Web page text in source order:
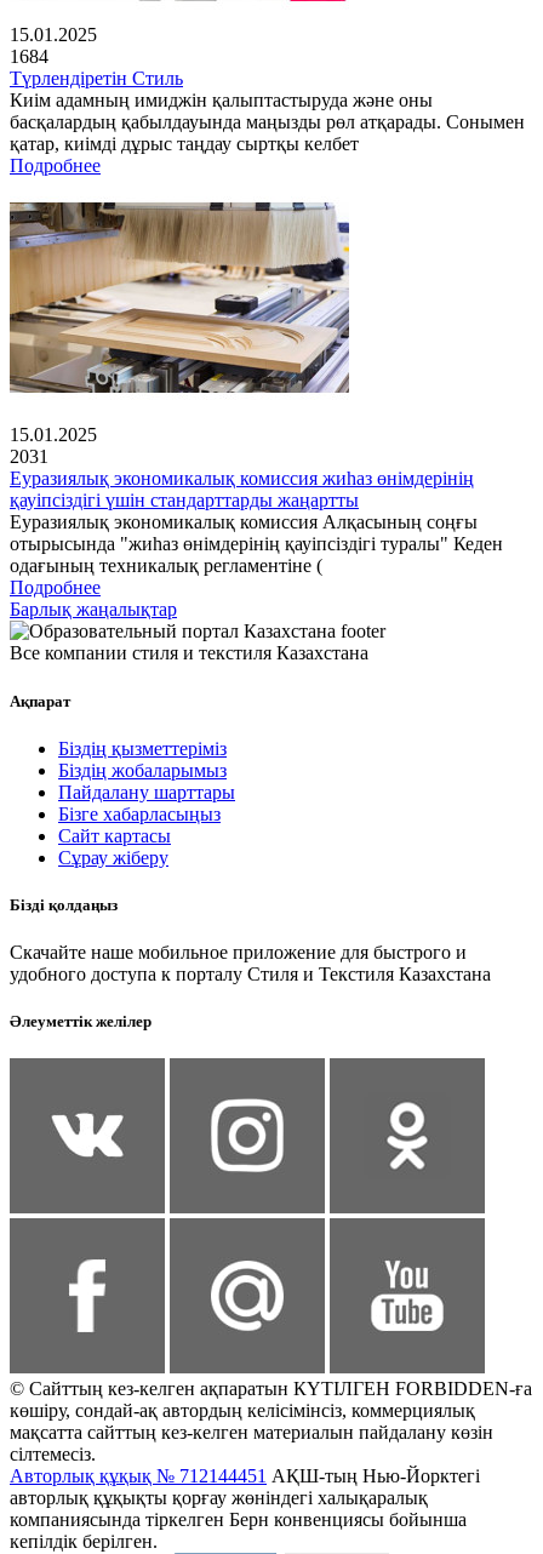
15.01.2025
1684
Түрлендіретін Стиль
Киім адамның имиджін қалыптастыруда және оны
басқалардың қабылдауында маңызды рөл атқарады. Сонымен
қатар, киімді дұрыс таңдау сыртқы келбет
Подробнее
15.01.2025
2031
Еуразиялық экономикалық комиссия жиһаз өнімдерінің
қауіпсіздігі үшін стандарттарды жаңартты
Еуразиялық экономикалық комиссия Алқасының соңғы
отырысында "жиһаз өнімдерінің қауіпсіздігі туралы" Кеден
одағының техникалық регламентіне (
Подробнее
Барлық жаңалықтар
Все компании стиля и текстиля Казахстана
Ақпарат
Біздің қызметтеріміз
Біздің жобаларымыз
Пайдалану шарттары
Бізге хабарласыңыз
Сайт картасы
Сұрау жіберу
Бізді қолдаңыз
Скачайте наше мобильное приложение для быстрого и
удобного доступа к порталу Стиля и Текстиля Казахстана
Әлеуметтік желілер
© Сайттың кез-келген ақпаратын КҮТІЛГЕН FORBIDDEN-ға
көшіру, сондай-ақ автордың келісімінсіз, коммерциялық
мақсатта сайттың кез-келген материалын пайдалану көзін
сілтемесіз.
Авторлық құқық № 712144451 АҚШ-тың Нью-Йорктегі
авторлық құқықты қорғау жөніндегі халықаралық
компаниясында тіркелген Берн конвенциясы бойынша
кепілдік берілген.